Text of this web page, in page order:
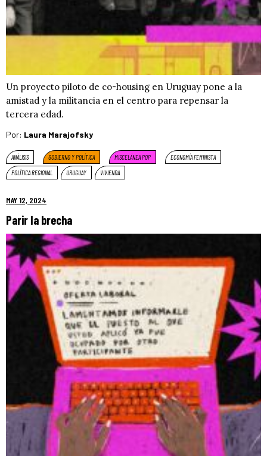
Un proyecto piloto de co-housing en Uruguay pone a la
amistad y la militancia en el centro para repensar la
tercera edad.
Por: Laura Marajofsky
ANÁLISIS GOBIERNO Y POLÍTICA MISCELÁNEA POP
ECONOMÍA FEMINISTA
POLÍTICA REGIONAL
URUGUAY VIVIENDA
MAY 12, 2024
Parir la brecha